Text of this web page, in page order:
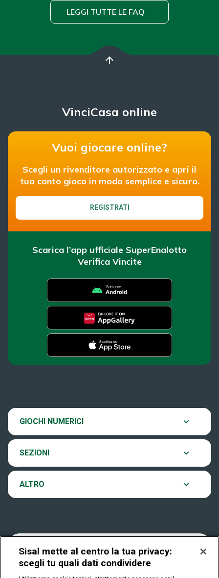
LEGGI TUTTE LE FAQ
arrow_upward
VinciCasa online
Vuoi giocare online?
Scegli un rivenditore autorizzato e apri il
tuo conto gioco in modo semplice e sicuro.
REGISTRATI
Scarica l’app ufficiale SuperEnalotto
Verifica Vincite
GIOCHI NUMERICI
SuperEnalotto
EuroJackpot
VinciCasa
Play Your Date
SEZIONI
Scopri il gioco
Ultima estrazione
Archivio estrazioni
FAQ
ALTRO
Contatti
Notifiche
Cookies
Sisal mette al centro la tua privacy:
scegli tu quali dati condividere